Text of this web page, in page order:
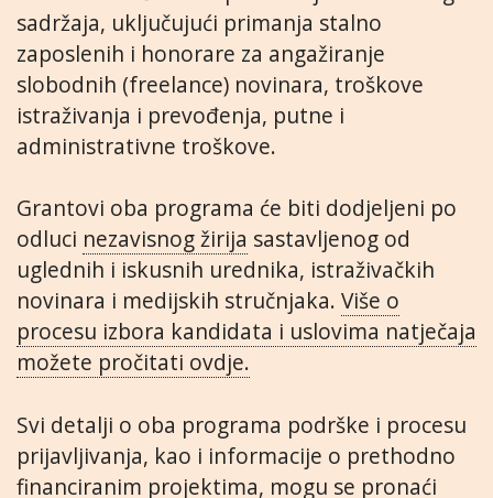
sadržaja, uključujući primanja stalno
zaposlenih i honorare za angažiranje
slobodnih (freelance) novinara, troškove
istraživanja i prevođenja, putne i
administrativne troškove.
Grantovi oba programa će biti dodjeljeni po
odluci nezavisnog žirija sastavljenog od
uglednih i iskusnih urednika, istraživačkih
novinara i medijskih stručnjaka. Više o
procesu izbora kandidata i uslovima natječaja
možete pročitati ovdje.
Svi detalji o oba programa podrške i procesu
prijavljivanja, kao i informacije o prethodno
financiranim projektima, mogu se pronaći